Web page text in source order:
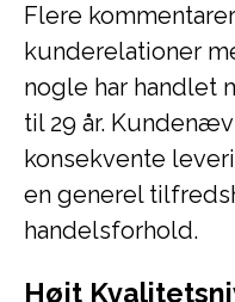
Flere
kunderelationer
nogle har handlet
til 29 år.
konsekvente
en generel
handelsforhold.
Højt